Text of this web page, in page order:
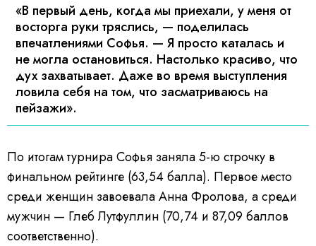
«В первый день, когда мы приехали, у меня от
восторга руки тряслись, — поделилась
впечатлениями Софья. — Я просто каталась и
не могла остановиться. Настолько красиво, что
дух захватывает. Даже во время выступления
ловила себя на том, что засматриваюсь на
пейзажи».
По итогам турнира Софья заняла 5-ю строчку в
финальном рейтинге (63,54 балла). Первое место
среди женщин завоевала Анна Фролова, а среди
мужчин — Глеб Лутфуллин (70,74 и 87,09 баллов
соответственно).